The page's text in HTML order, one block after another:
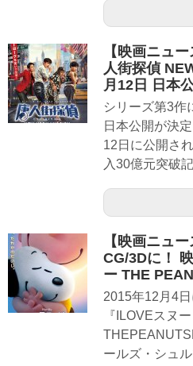
【映画ニュ
人街探偵
月12日 日本
シリーズ第3作
日本公開が決
12日に公開さ
入30億元突破
【映画ニュ
CG/3Dに！
ー THE
2015年12月4
『ILOVEスヌ
ールズ・シュ